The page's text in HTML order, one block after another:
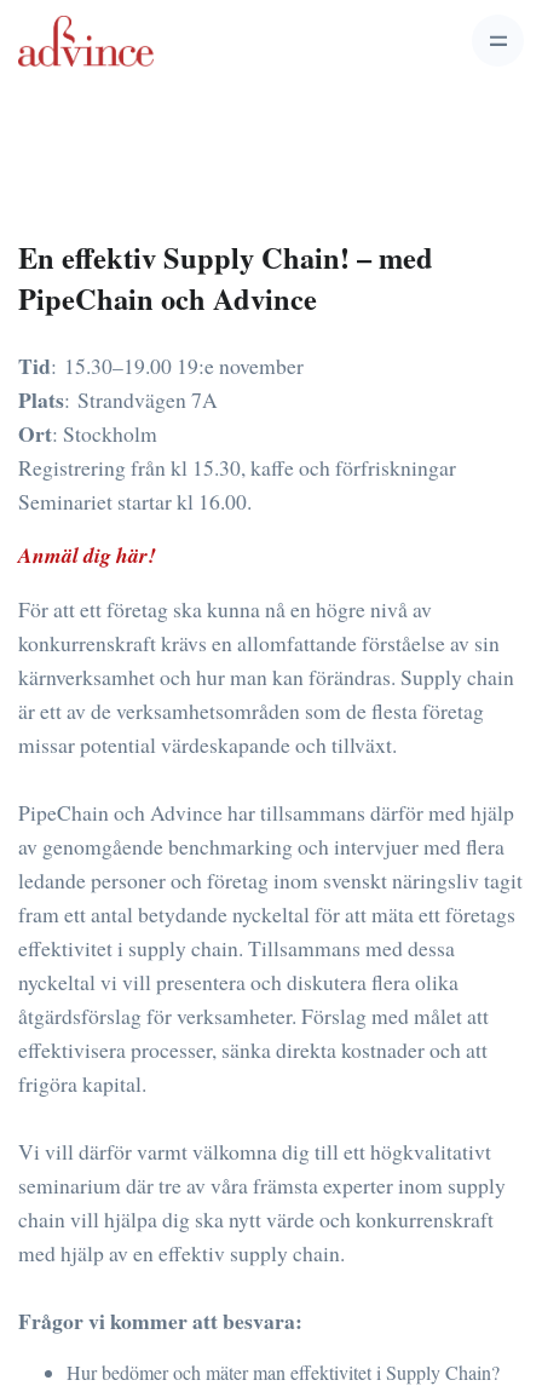
En effektiv Supply Chain! – med
PipeChain och Advince
Tid: 15.30–19.00 19:e november
Plats: Strandvägen 7A
Ort: Stockholm
Registrering från kl 15.30, kaffe och förfriskningar
Seminariet startar kl 16.00.
Anmäl dig här!
För att ett företag ska kunna nå en högre nivå av
konkurrenskraft krävs en allomfattande förståelse av sin
kärnverksamhet och hur man kan förändras. Supply chain
är ett av de verksamhetsområden som de flesta företag
missar potential värdeskapande och tillväxt.
PipeChain och Advince har tillsammans därför med hjälp
av genomgående benchmarking och intervjuer med flera
ledande personer och företag inom svenskt näringsliv tagit
fram ett antal betydande nyckeltal för att mäta ett företags
effektivitet i supply chain. Tillsammans med dessa
nyckeltal vi vill presentera och diskutera flera olika
åtgärdsförslag för verksamheter. Förslag med målet att
effektivisera processer, sänka direkta kostnader och att
frigöra kapital.
Vi vill därför varmt välkomna dig till ett högkvalitativt
seminarium där tre av våra främsta experter inom supply
chain vill hjälpa dig ska nytt värde och konkurrenskraft
med hjälp av en effektiv supply chain.
Frågor vi kommer att besvara:
Hur bedömer och mäter man effektivitet i Supply Chain?